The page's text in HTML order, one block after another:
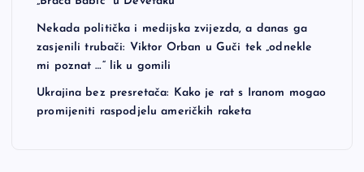
Nekada politička i medijska zvijezda, a danas ga
zasjenili trubači: Viktor Orban u Guči tek „odnekle
mi poznat …“ lik u gomili
Ukrajina bez presretača: Kako je rat s Iranom mogao
promijeniti raspodjelu američkih raketa